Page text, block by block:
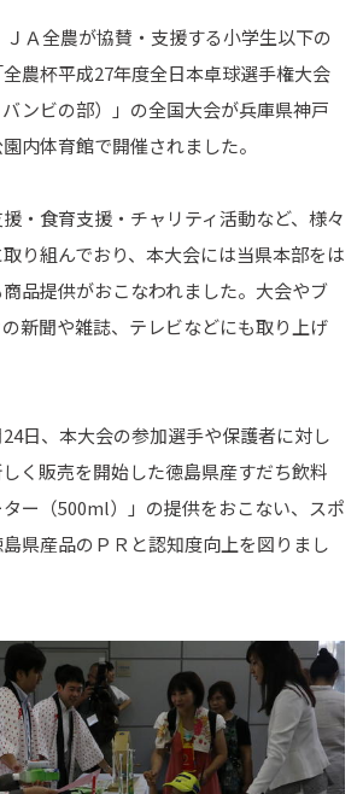
Ａ全農が協賛・支援する小学生以下の
農杯平成27年度全日本卓球選手権大会
バンビの部）」の全国大会が兵庫県神戸
内体育館で開催されました。
・食育支援・チャリティ活動など、様々
り組んでおり、本大会には当県本部をは
品提供がおこなわれました。大会やブ
新聞や雑誌、テレビなどにも取り上げ
日、本大会の参加選手や保護者に対し
く販売を開始した徳島県産すだち飲料
ター（500ml）」の提供をおこない、スポ
県産品のＰＲと認知度向上を図りまし